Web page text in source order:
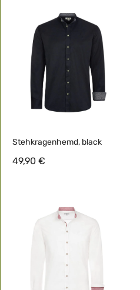
Stehkragenhemd, black
49,90 €